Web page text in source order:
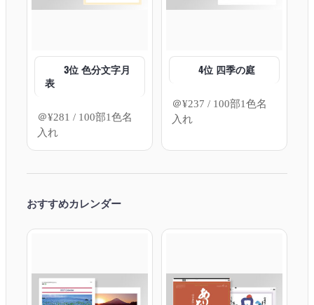
3位 色分文字月
表
＠¥281 / 100部1色名
入れ
4位 四季の庭
＠¥237 / 100部1色名
入れ
おすすめカレンダー